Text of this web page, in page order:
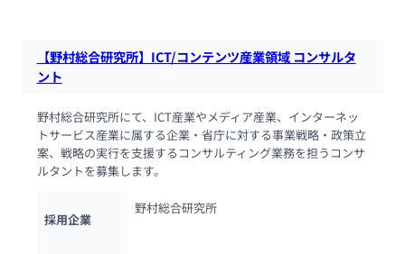
【野村総合研究所】ICT/コンテンツ産業領域 コンサルタ
ント
野村総合研究所にて、ICT産業やメディア産業、インターネッ
トサービス産業に属する企業・省庁に対する事業戦略・政策立
案、戦略の実行を支援するコンサルティング業務を担うコンサ
ルタントを募集します。
採用企業
野村総合研究所